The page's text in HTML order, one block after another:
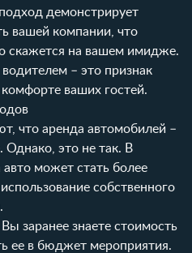
демонстрирует
вашей компании, что
скажется на вашем имидже.
– это признак
ваших гостей.
что аренда автомобилей –
Однако, это не так. В
авто может стать более
собственного
Вы заранее знаете стоимость
ее в бюджет мероприятия.